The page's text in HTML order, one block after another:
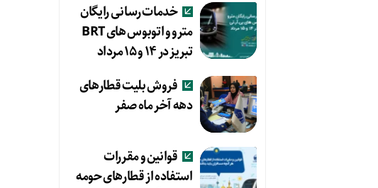
خدمات رسانی رایگان
مترو و اتوبوس های BRT
تبریز در ۱۴ و ۱۵ مرداد
فروش بلیت قطارهای
دهه آخر ماه صفر
قوانین و مقررات
استفاده از قطارهای حومه